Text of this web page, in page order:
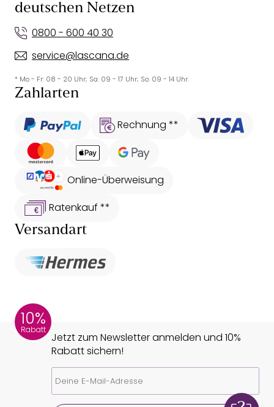
deutschen Netzen
0800 - 600 40 30
service@lascana.de
* Mo - Fr: 08 - 20 Uhr; Sa: 09 - 17 Uhr; So: 09 - 14 Uhr.
Zahlarten
Rechnung **
Online-Überweisung
Ratenkauf **
Versandart
10%
Rabatt
Jetzt zum Newsletter anmelden und 10%
Rabatt sichern!